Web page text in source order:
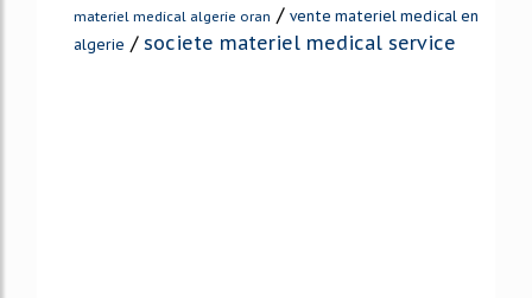
materiel medical algerie oran / vente materiel medical en
algerie / societe materiel medical service